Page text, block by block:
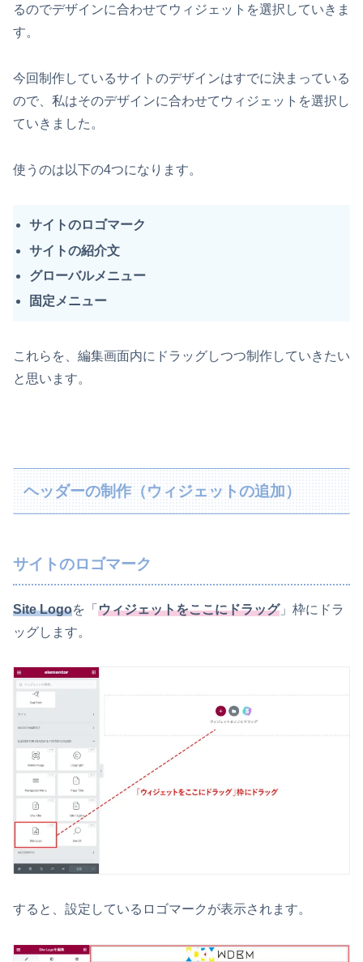
るのでデザインに合わせてウィジェットを選択していきま
す。
今回制作しているサイトのデザインはすでに決まっている
ので、私はそのデザインに合わせてウィジェットを選択し
ていきました。
使うのは以下の4つになります。
サイトのロゴマーク
サイトの紹介文
グローバルメニュー
固定メニュー
これらを、編集画面内にドラッグしつつ制作していきたい
と思います。
ヘッダーの制作（ウィジェットの追加）
サイトのロゴマーク
Site Logoを「 ウィジェットをここにドラッグ」枠にドラ
ッグします。
すると、設定しているロゴマークが表示されます。